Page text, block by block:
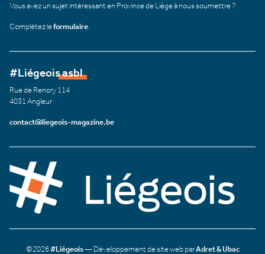
Vous avez un sujet intéressant en Province de Liège à nous soumettre ?
Complétez leformulaire
#Liégeois asbl
Rue de Renory 114
4031 Angleur
contact@liegeois-magazine.be
©2026#Liégeois— Développement de site web parAdret & Ubac